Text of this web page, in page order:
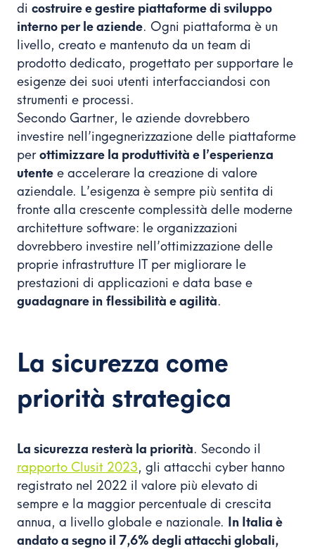
di costruire e gestire piattaforme di sviluppo
interno per le aziende. Ogni piattaforma è un
livello, creato e mantenuto da un team di
prodotto dedicato, progettato per supportare le
esigenze dei suoi utenti interfacciandosi con
strumenti e processi.
Secondo Gartner, le aziende dovrebbero
investire nell’ingegnerizzazione delle piattaforme
perottimizzare la produttività e l’esperienza
utente e accelerare la creazione di valore
aziendale. L’esigenza è sempre più sentita di
fronte alla crescente complessità delle moderne
architetture software: le organizzazioni
dovrebbero investire nell’ottimizzazione delle
proprie infrastrutture IT per migliorare le
prestazioni di applicazioni e data base e
guadagnare in flessibilità e agilità.
La sicurezza come
priorità strategica
La sicurezza resterà la priorità. Secondo il
rapporto Clusit 2023, gli attacchi cyber hanno
registrato nel 2022 il valore più elevato di
sempre e la maggior percentuale di crescita
annua, a livello globale e nazionale.
In Italia è
andato a segno il 7,6% degli attacchi globali,